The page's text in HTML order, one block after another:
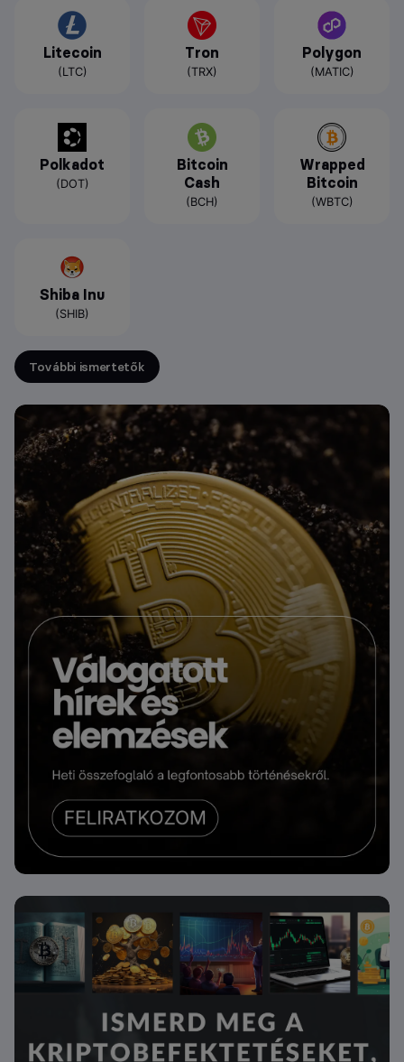
Litecoin
(LTC)
Tron
(TRX)
Polygon
(MATIC)
Polkadot
(DOT)
Bitcoin
Cash
(BCH)
Wrapped
Bitcoin
(WBTC)
Shiba Inu
(SHIB)
További ismertetők